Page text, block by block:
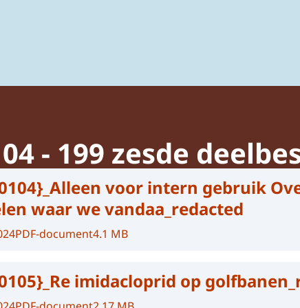
- 199 zesde
voor intern gebruik
waar we vandaa_redacted
PDF-document4.1 MB
imidacloprid op